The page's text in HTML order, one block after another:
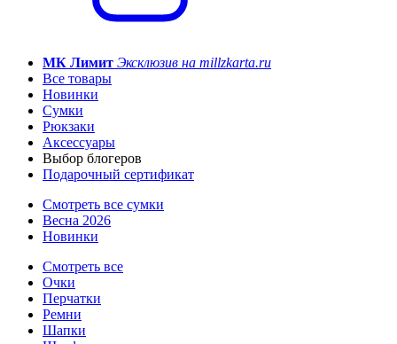
МК Лимит Эксклюзив на millzkarta.ru
Все товары
Новинки
Сумки
Рюкзаки
Аксессуары
Выбор блогеров
Подарочный сертификат
Смотреть все сумки
Весна 2026
Новинки
Смотреть все
Очки
Перчатки
Ремни
Шапки